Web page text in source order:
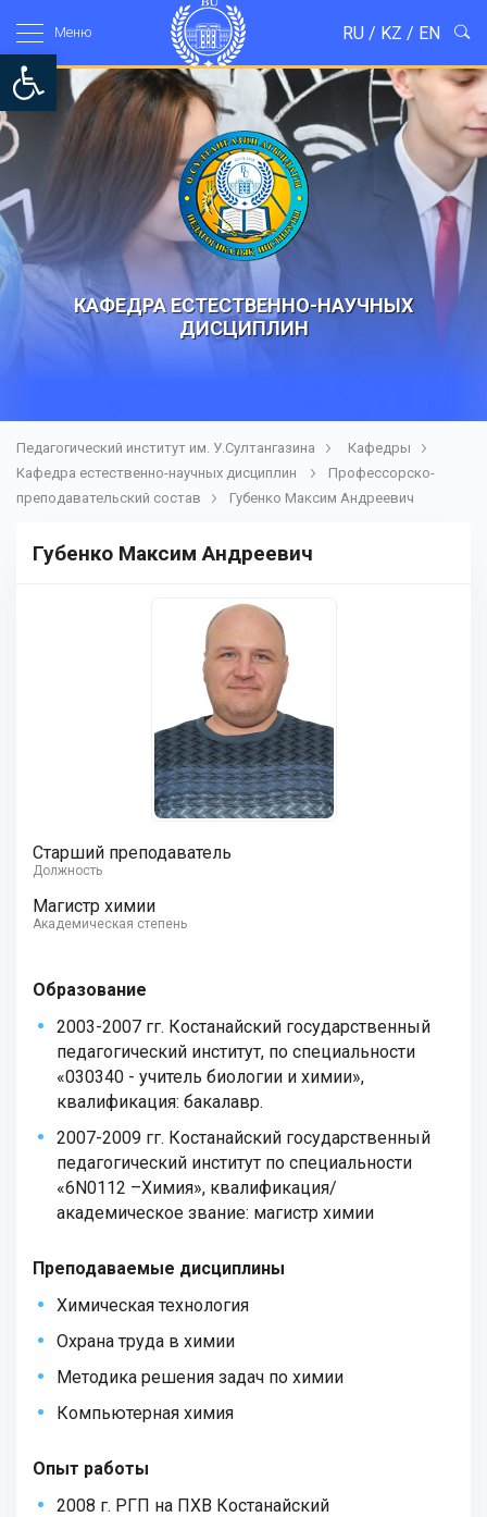
Open toolbar
Mеню RU / KZ / EN
КАФЕДРА ЕСТЕСТВЕННО-НАУЧНЫХ
ДИСЦИПЛИН
Педагогический институт им. У.Султангазина
Кафедры
Кафедра естественно-научных дисциплин
Профессорско-
преподавательский состав
Губенко Максим Андреевич
Губенко Максим Андреевич
Старший преподаватель
Должность
Магистр химии
Академическая степень
Образование
2003-2007 гг. Костанайский государственный
педагогический институт, по специальности
«030340 - учитель биологии и химии»,
квалификация: бакалавр.
2007-2009 гг. Костанайский государственный
педагогический институт по специальности
«6N0112 –Химия», квалификация/
академическое звание: магистр химии
Преподаваемые дисциплины
Химическая технология
Охрана труда в химии
Методика решения задач по химии
Компьютерная химия
Опыт работы
2008 г. РГП на ПХВ Костанайский